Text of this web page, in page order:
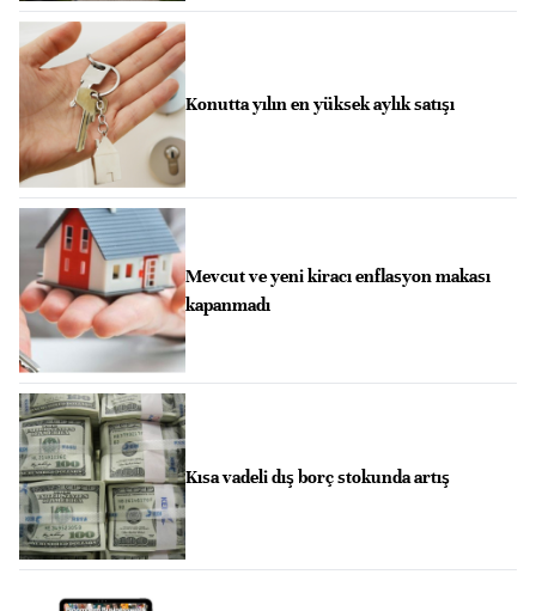
Konutta yılın en yüksek aylık satışı
Mevcut ve yeni kiracı enflasyon makası
kapanmadı
Kısa vadeli dış borç stokunda artış